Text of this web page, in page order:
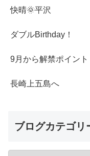
快晴🌞平沢
ダブルBirthday！
9月から解禁ポイント
長崎上五島へ
ブログカテゴリ